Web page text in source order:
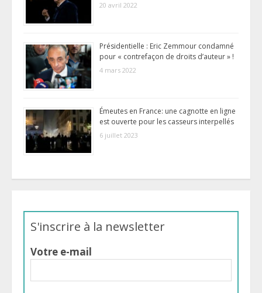
20 avril 2022
Présidentielle : Eric Zemmour condamné
pour « contrefaçon de droits d’auteur » !
4 mars 2022
Émeutes en France: une cagnotte en ligne
est ouverte pour les casseurs interpellés
6 juillet 2023
S'inscrire à la newsletter
Votre e-mail